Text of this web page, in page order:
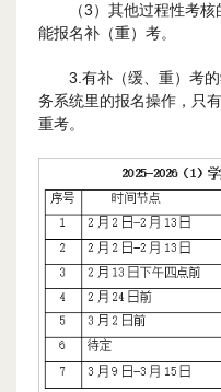
（3）其他过程性考
能报名补（重）考。
3.有补（缓、重）考
务系统里的报名操作，只
重考。